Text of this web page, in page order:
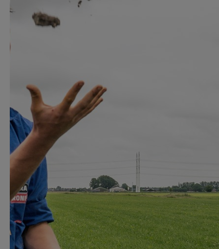
Je leert tijdens deze opleiding hoe je de
dagelijkse werkzaamheden op een
veehouderij zelfstandig uitvoert. Zoals
melken en werken met een melkrobot,
voeren van het vee, reinigen en ontsmetten
van kalverenhokken en landwerkzaamheden.
Je voert deze werkzaamheden niet alleen
zelf uit, maar leert ook hoe je kunt
samenwerken en hoe je aan iemand anders
een opdracht overdraagt.